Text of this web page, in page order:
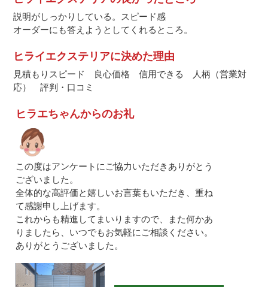
説明がしっかりしている。スピード感
オーダーにも答えようとしてくれるところ。
ヒライエクステリアに決めた理由
見積もりスピード 良心価格 信用できる 人柄（営業対
応） 評判・口コミ
ヒラエちゃんからのお礼
この度はアンケートにご協力いただきありがとう
ございました。
全体的な高評価と嬉しいお言葉もいただき、重ね
て感謝申し上げます。
これからも精進してまいりますので、また何かあ
りましたら、いつでもお気軽にご相談ください。
ありがとうございました。